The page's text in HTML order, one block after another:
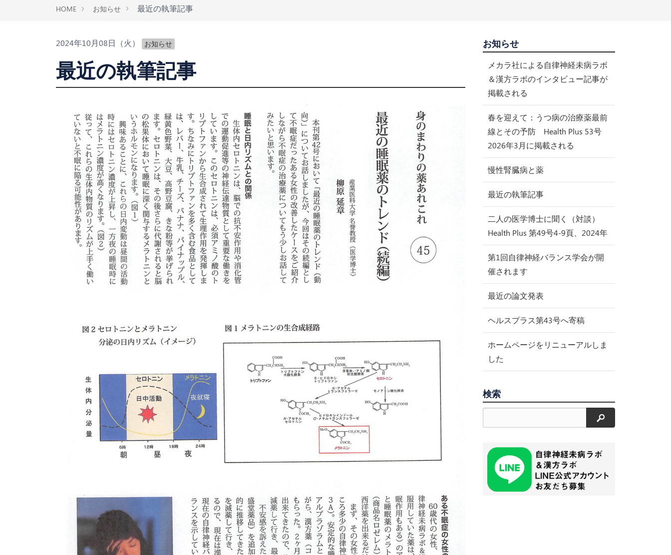
HOME お知らせ 最近の執筆記事
2024年10月08日（火） お知らせ
最近の執筆記事
お知らせ
メカラ社による自律神経未病ラボ
＆漢方ラボのインタビュー記事が
掲載される
春を迎えて：うつ病の治療薬最前
線とその予防 Health Plus 53号
2026年3月に掲載される
慢性腎臓病と薬
最近の執筆記事
二人の医学博士に聞く（対談）
Health Plus 第49号4-9頁、2024年
第1回自律神経バランス学会が開
催されます
最近の論文発表
ヘルスプラス第43号へ寄稿
ホームページをリニューアルしま
した
検索
検索